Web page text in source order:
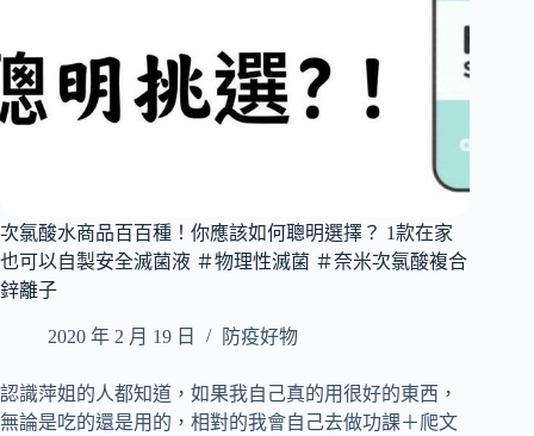
型
戶
外
愛
聯
面
奈
米
次氯酸水商品百百種！你應該如何聰明選擇？ 1款在家
也可以自製安全滅菌液 ＃物理性滅菌 ＃奈米次氯酸複合
鋅離子
2020 年 2 月 19 日 防疫好物
認識萍姐的人都知道，如果我自己真的用很好的東西，
無論是吃的還是用的，相對的我會自己去做功課＋爬文